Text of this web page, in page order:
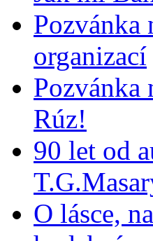
Pozvánka
organizací
Pozvánka
Rúz!
90 let od
O lásce,